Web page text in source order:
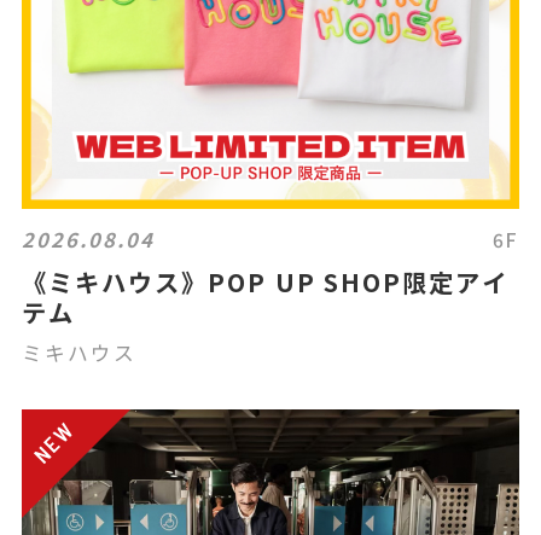
2026.08.04 6F
《ミキハウス》POP UP SHOP限定アイ
テム
ミキハウス